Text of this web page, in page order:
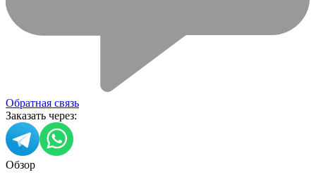
Обратная связь
Заказать через:
Обзор